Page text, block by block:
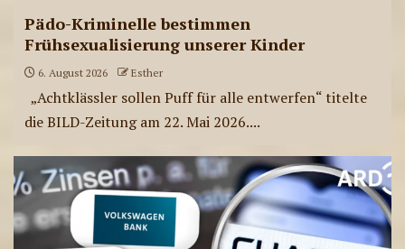
Pädo-Kriminelle bestimmen
Frühsexualisierung unserer Kinder
6. August 2026 Esther
„Achtklässler sollen Puff für alle entwerfen“ titelte
die BILD-Zeitung am 22. Mai 2026....